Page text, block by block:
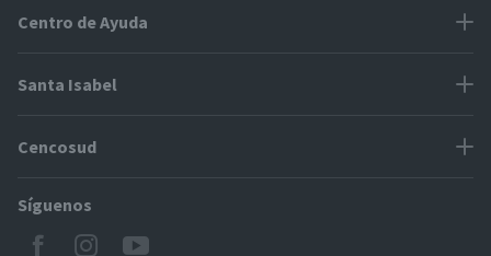
Centro de Ayuda
Problemas con tu pedido
Cómo modificar mis datos
Modos de entrega y cobertura
Locales Santa Isabel
Santa Isabel
Proveedores
Cencosud
Paris
Jumbo
Síguenos